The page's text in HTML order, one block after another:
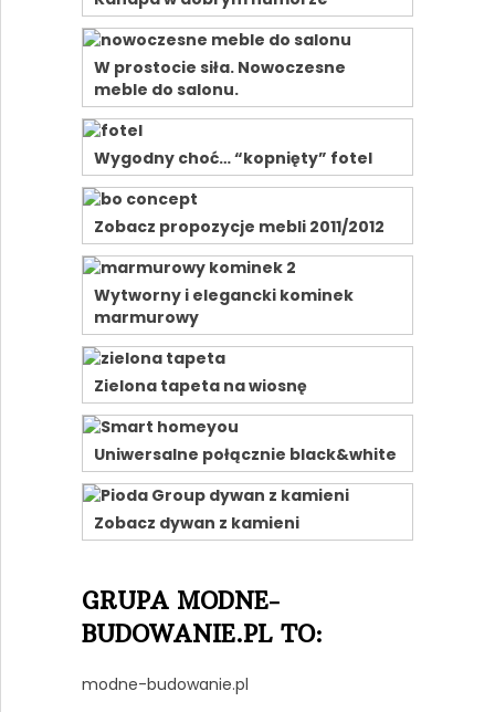
W prostocie siła. Nowoczesne
meble do salonu.
Wygodny choć… “kopnięty” fotel
Zobacz propozycje mebli 2011/2012
Wytworny i elegancki kominek
marmurowy
Zielona tapeta na wiosnę
Uniwersalne połącznie black&white
Zobacz dywan z kamieni
GRUPA MODNE-
BUDOWANIE.PL TO:
modne-budowanie.pl